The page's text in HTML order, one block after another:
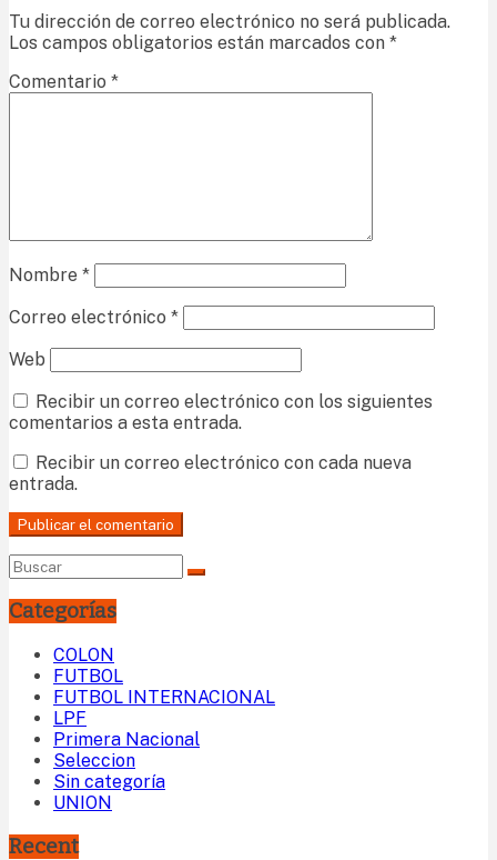
Tu dirección de correo electrónico no será publicada.
Los campos obligatorios están marcados con *
Comentario *
Nombre *
Correo electrónico *
Web
Recibir un correo electrónico con los siguientes
comentarios a esta entrada.
Recibir un correo electrónico con cada nueva
entrada.
Categorías
COLON
FUTBOL
FUTBOL INTERNACIONAL
LPF
Primera Nacional
Seleccion
Sin categoría
UNION
Recent